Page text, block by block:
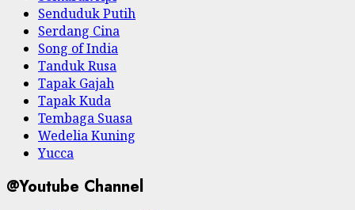
Senduduk Putih
Serdang Cina
Song of India
Tanduk Rusa
Tapak Gajah
Tapak Kuda
Tembaga Suasa
Wedelia Kuning
Yucca
@Youtube Channel